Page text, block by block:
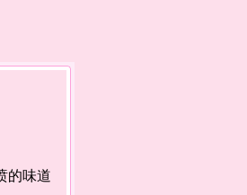
的味道